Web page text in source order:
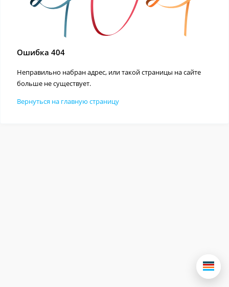
Ошибка 404
Неправильно набран адрес, или такой страницы на сайте
больше не существует.
Вернуться на главную страницу